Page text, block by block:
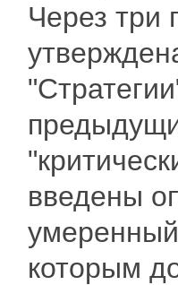
Через три
введены
которым